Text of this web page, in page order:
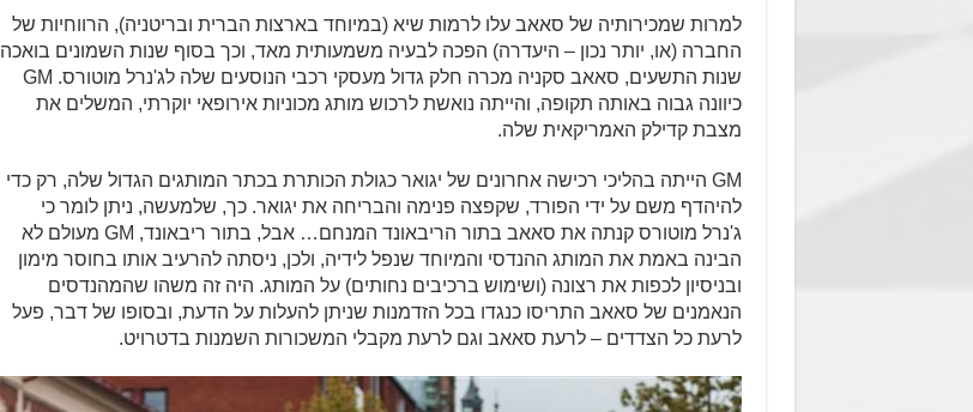
למרות שמכירותיה של סאאב עלו לרמות שיא (במיוחד בארצות הברית ובריטניה), הרווחיות של
החברה (או, יותר נכון – היעדרה) הפכה לבעיה משמעותית מאד, וכך בסוף שנות השמונים בואכה
שנות התשעים, סאאב סקניה מכרה חלק גדול מעסקי רכבי הנוסעים שלה לג'נרל מוטורס. GM
כיוונה גבוה באותה תקופה, והייתה נואשת לרכוש מותג מכוניות אירופאי יוקרתי, המשלים את
מצבת קדילק האמריקאית שלה.
GM הייתה בהליכי רכישה אחרונים של יגואר כגולת הכותרת בכתר המותגים הגדול שלה, רק כדי
להיהדף משם על ידי הפורד, שקפצה פנימה והבריחה את יגואר. כך, שלמעשה, ניתן לומר כי
ג'נרל מוטורס קנתה את סאאב בתור הריבאונד המנחם… אבל, בתור ריבאונד, GM מעולם לא
הבינה באמת את המותג ההנדסי והמיוחד שנפל לידיה, ולכן, ניסתה להרעיב אותו בחוסר מימון
ובניסיון לכפות את רצונה (ושימוש ברכיבים נחותים) על המותג. היה זה משהו שהמהנדסים
הנאמנים של סאאב התריסו כנגדו בכל הזדמנות שניתן להעלות על הדעת, ובסופו של דבר, פעל
לרעת כל הצדדים – לרעת סאאב וגם לרעת מקבלי המשכורות השמנות בדטרויט.